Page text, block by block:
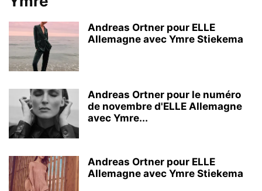
Andreas Ortner pour ELLE
Allemagne avec Ymre Stiekema
Andreas Ortner pour le numéro
de novembre d'ELLE Allemagne
avec Ymre...
Andreas Ortner pour ELLE
Allemagne avec Ymre Stiekema